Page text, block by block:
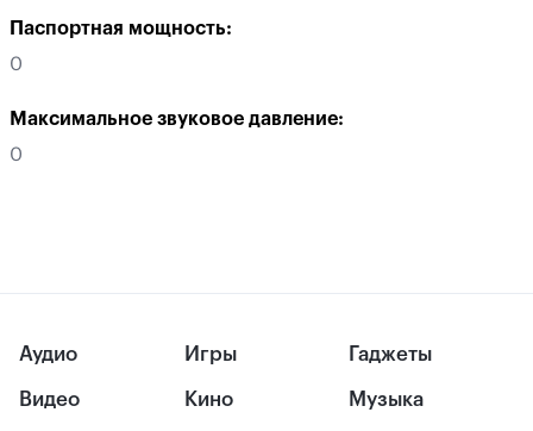
Паспортная мощность:
0
Максимальное звуковое давление:
0
Аудио
Видео
Игры
Кино
Гаджеты
Музыка